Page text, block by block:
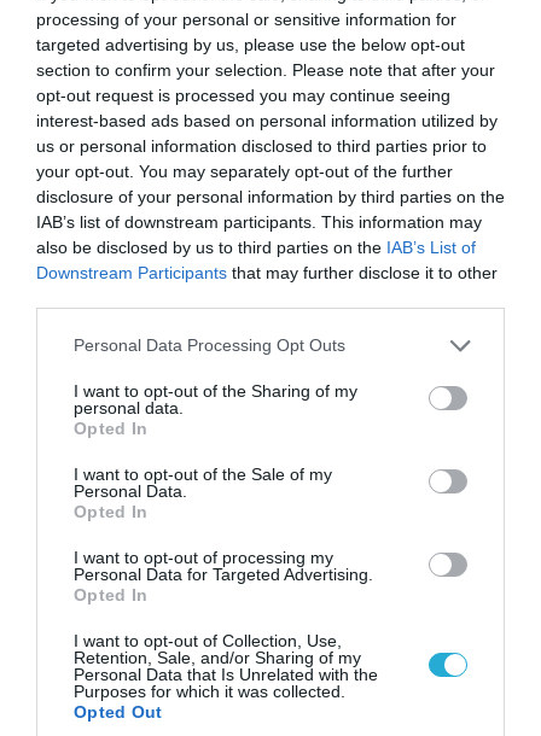
processing of your personal or sensitive information for
targeted advertising by us, please use the below opt-out
section to confirm your selection. Please note that after your
opt-out request is processed you may continue seeing
interest-based ads based on personal information utilized by
us or personal information disclosed to third parties prior to
your opt-out. You may separately opt-out of the further
disclosure of your personal information by third parties on the
IAB’s list of downstream participants. This information may
also be disclosed by us to third parties on the IAB’s List of
Downstream Participants that may further disclose it to other
Please note that this website/app uses one or more Google
not limited to your visit or usage behaviour. You may click to
grant or deny consent to Google and its third-party tags to
use your data for below specified purposes in below Google
consent section.
Personal Data Processing Opt Outs
I want to opt-out of the Sharing of my
personal data.
Opted In
I want to opt-out of the Sale of my
Personal Data.
Opted In
I want to opt-out of processing my
Personal Data for Targeted Advertising.
Opted In
I want to opt-out of Collection, Use,
Retention, Sale, and/or Sharing of my
Personal Data that Is Unrelated with the
Purposes for which it was collected.
Opted Out
06.08.2026 | 17:02
Ουκρανία: Αποκαλύφθηκε ο αριθμός των
ξένων εθελοντών που πολεμούν για το Κίεβο
ΠΟΛΙΤΙΚΗ
«Επιχείρηση ελεύθερα πεζοδρόμια» στην
Αθήνα: Απομακρύνθηκαν παράνομα